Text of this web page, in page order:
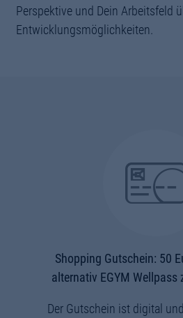
Perspektive und Dein Arbeitsfeld
Entwicklungsmöglichkeiten.
Shopping Gutschein: 50
alternativ EGYM Wellpass
Der Gutschein ist digital